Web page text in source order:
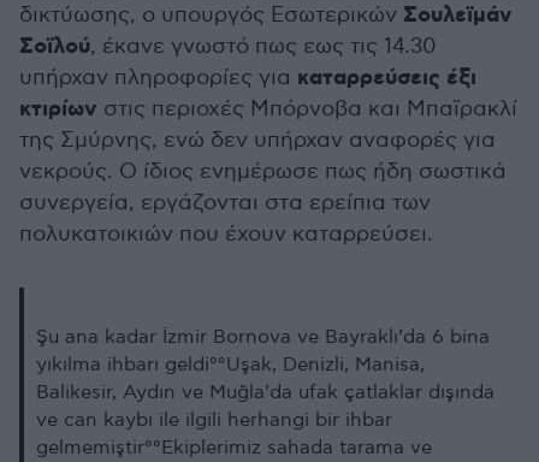
δικτύωσης, ο υπουργός Εσωτερικών Σουλεϊμάν
Σοϊλού, έκανε γνωστό πως εως τις 14.30
υπήρχαν πληροφορίες για καταρρεύσεις έξι
κτιρίων στις περιοχές Μπόρνοβα και Μπαϊρακλί
της Σμύρνης, ενώ δεν υπήρχαν αναφορές για
νεκρούς. Ο ίδιος ενημέρωσε πως ήδη σωστικά
συνεργεία, εργάζονται στα ερείπια των
πολυκατοικιών που έχουν καταρρεύσει.
Şu ana kadar İzmir Bornova ve Bayraklı’da 6 bina
yıkılma ihbarı geldi⁰⁰Uşak, Denizli, Manisa,
Balikesir, Aydın ve Muğla’da ufak çatlaklar dışında
ve can kaybı ile ilgili herhangi bir ihbar
gelmemiştir⁰⁰Ekiplerimiz sahada tarama ve